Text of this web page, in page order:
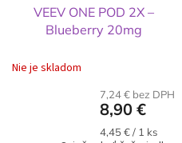
VEEV ONE POD 2X –
Blueberry 20mg
Nie je skladom
7,24 € bez DPH
8,90 €
Jednotková
4,45 € / 1 ks